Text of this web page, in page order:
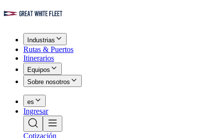
Industrias
Rutas & Puertos
Itinerarios
Equipos
Sobre nosotros
es
Ingresar
Cotización